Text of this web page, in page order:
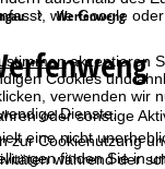
wie Google
akzeptieren
Cookies und
verwenden wir
Dienste.
zur Cookienutzung
finden Sie in
Werfenweng
oder sonstige
eine nicht
während der